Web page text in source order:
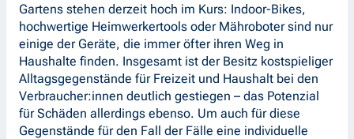
Gartens stehen derzeit hoch im Kurs: Indoor-Bikes,
hochwertige Heimwerkertools oder Mähroboter sind nur
einige der Geräte, die immer öfter ihren Weg in
Haushalte finden. Insgesamt ist der Besitz kostspieliger
Alltagsgegenstände für Freizeit und Haushalt bei den
Verbraucher:innen deutlich gestiegen – das Potenzial
für Schäden allerdings ebenso. Um auch für diese
Gegenstände für den Fall der Fälle eine individuelle